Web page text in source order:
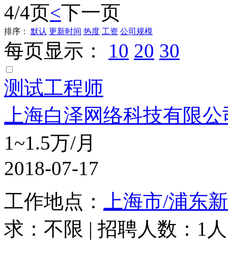
4/4页<下一页
排序： 默认 更新时间 热度 工资 公司规模
每页显示： 10 20 30
测试工程师
上海白泽网络科技有限公
1~1.5万/月
2018-07-17
工作地点：
上海市/浦东
求：不限 | 招聘人数：1